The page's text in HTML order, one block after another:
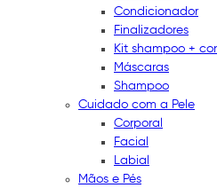
Condicionador
Finalizadores
Kit shampoo +
Máscaras
Shampoo
Cuidado com a Pele
Corporal
Facial
Labial
Mãos e Pés